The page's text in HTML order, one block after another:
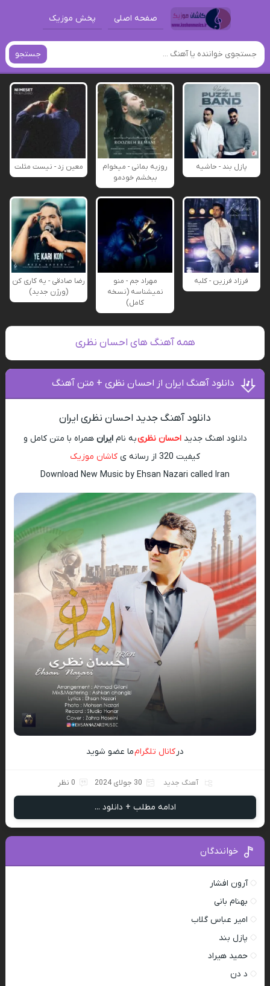
صفحه اصلی پخش موزیک
جستجو
پازل بند - حاشیه
روزبه بمانی - میخوام
ببخشم خودمو
معین زد - نیست مثلت
فرزاد فرزین - کلبه
مهراد جم - منو
نمیشناسه (نسخه
کامل)
رضا صادقی - یه کاری کن
(ورژن جدید)
همه آهنگ های احسان نظری
دانلود آهنگ ایران از احسان نظری + متن آهنگ
دانلود آهنگ جدید احسان نظری ایران
دانلود اهنگ جدیداحسان نظریبه نامایران همراه با متن کامل و
کیفیت 320 از رسانه ی
کاشان موزیک
Download New Music by Ehsan Nazari called Iran
درکانال تلگرامما عضو شوید
آهنگ جدید 30 جولای 2024 0 نظر
ادامه مطلب + دانلود ...
خوانندگان
آرون افشار
بهنام بانی
امیر عباس گلاب
پازل بند
حمید هیراد
د دن